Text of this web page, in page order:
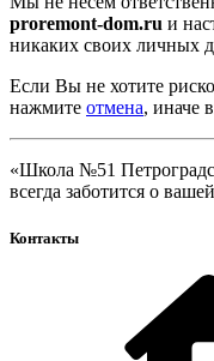
proremont-dom.ru и
никаких своих личных
Если Вы не хотите
нажмите отмена, иначе
«Школа №51
всегда заботится о
Контакты